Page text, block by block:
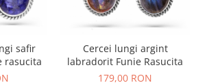
safir
rasucita
Cercei lungi argint
labradorit Funie Rasucita
179,00 RON